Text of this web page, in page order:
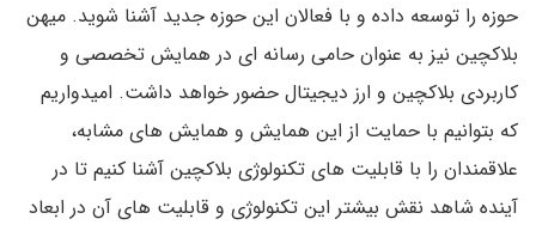
حوزه را توسعه داده و با فعالان این حوزه جدید آشنا شوید. میهن
بلاکچین نیز به عنوان حامی رسانه ای در همایش تخصصی و
کاربردی بلاکچین و ارز دیجیتال حضور خواهد داشت. امیدواریم
که بتوانیم با حمایت از این همایش و همایش های مشابه،
علاقمندان را با قابلیت های تکنولوژی بلاکچین آشنا کنیم تا در
آینده شاهد نقش بیشتر این تکنولوژی و قابلیت های آن در ابعاد